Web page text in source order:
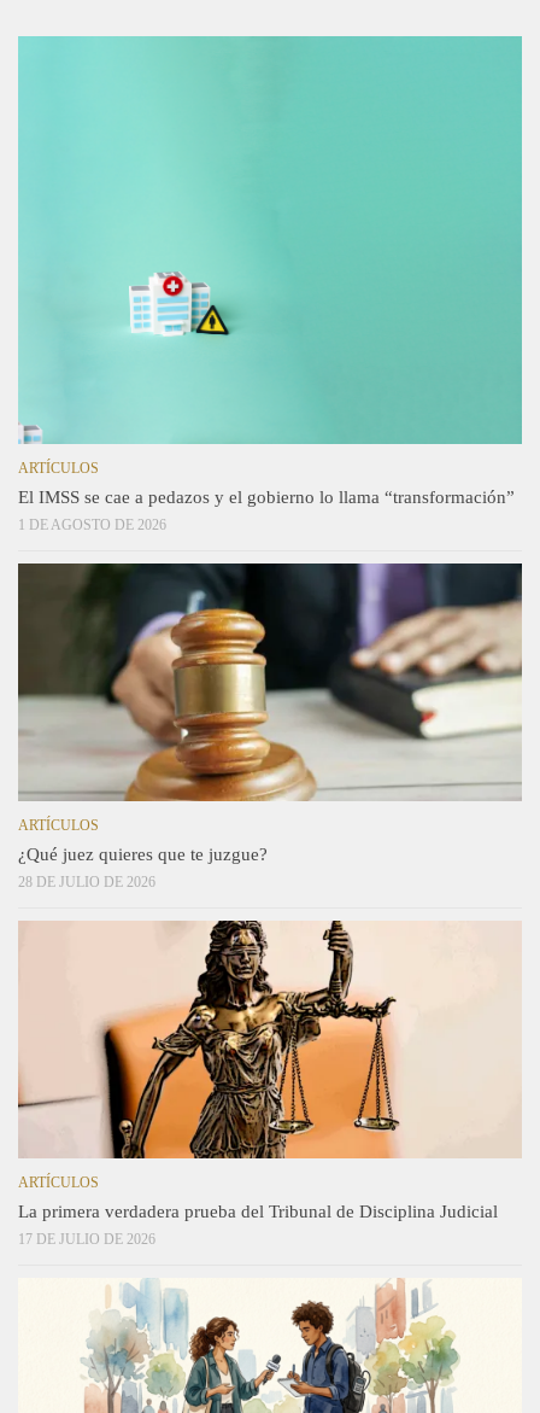
ARTÍCULOS
El IMSS se cae a pedazos y el gobierno lo llama “transformación”
1 DE AGOSTO DE 2026
ARTÍCULOS
¿Qué juez quieres que te juzgue?
28 DE JULIO DE 2026
ARTÍCULOS
La primera verdadera prueba del Tribunal de Disciplina Judicial
17 DE JULIO DE 2026